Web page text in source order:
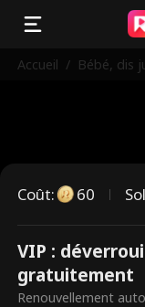
Accueil / Bébé, dis
Ce sont
Coût: 60
VIP :
gratuitement
Renouvellement